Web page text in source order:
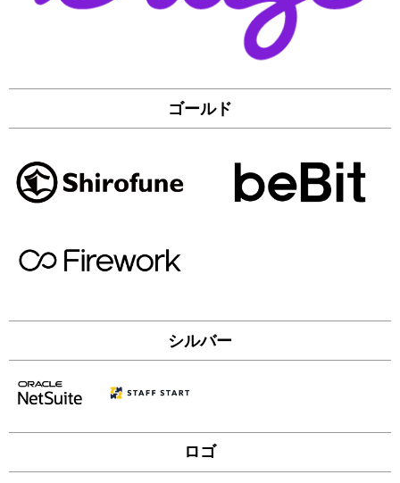
ゴールド
シルバー
ロゴ